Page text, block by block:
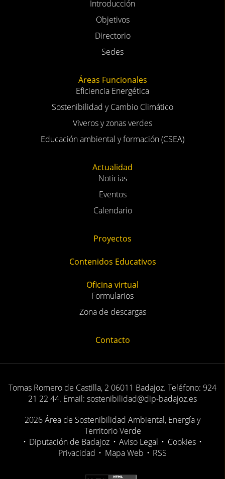
Introducción
Objetivos
Directorio
Sedes
Áreas Funcionales
Eficiencia Energética
Sostenibilidad y Cambio Climático
Viveros y zonas verdes
Educación ambiental y formación (CSEA)
Actualidad
Noticias
Eventos
Calendario
Proyectos
Contenidos Educativos
Oficina virtual
Formularios
Zona de descargas
Contacto
Tomas Romero de Castilla, 2 06011 Badajoz. Teléfono: 924
21 22 44. Email: sostenibilidad@dip-badajoz.es
2026 Área de Sostenibilidad Ambiental, Energía y
Territorio Verde
• Diputación de Badajoz • Aviso Legal • Cookies •
Privacidad • Mapa Web • RSS